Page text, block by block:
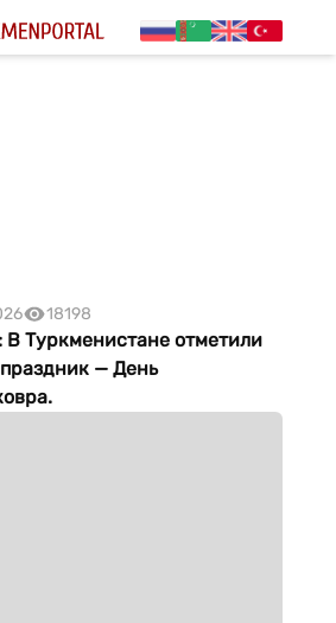
18198
Туркменистане отметили
— День